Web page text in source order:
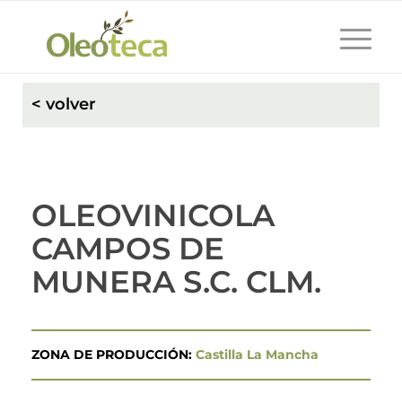
< volver
OLEOVINICOLA
CAMPOS DE
MUNERA S.C. CLM.
ZONA DE PRODUCCIÓN: Castilla La Mancha